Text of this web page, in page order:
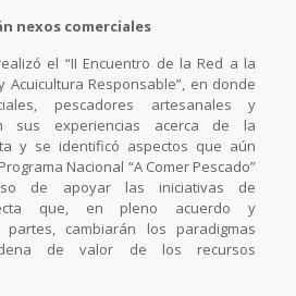
nexos comerciales
el “II Encuentro de la Red a la
Acuicultura Responsable”, en donde
pescadores artesanales y
sus experiencias acerca de la
y se identificó aspectos que aún
Nacional “A Comer Pescado”
de apoyar las iniciativas de
que, en pleno acuerdo y
cambiarán los paradigmas
de valor de los recursos